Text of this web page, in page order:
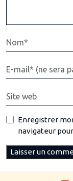
Enregistrer
navigateur